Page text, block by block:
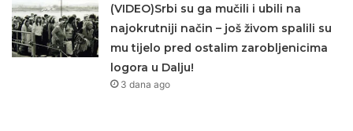
(VIDEO)Srbi su ga mučili i ubili na
najokrutniji način – još živom spalili su
mu tijelo pred ostalim zarobljenicima
logora u Dalju!
3 dana ago